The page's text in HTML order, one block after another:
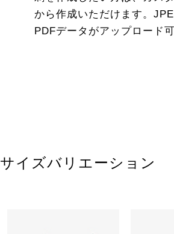
から作成いただけます。
PDFデータがアップロード可
サイズバリエーション